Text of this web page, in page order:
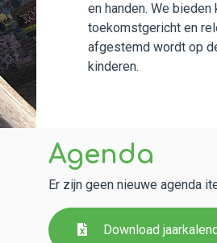
en handen. We
toekomstgericht en
afgestemd wordt op
kinderen.
Agenda
Er zijn geen nieuwe agenda
Download